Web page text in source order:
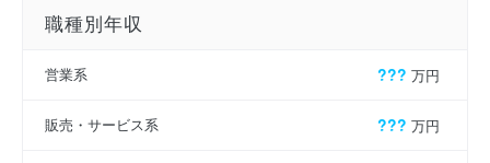
職種別年収
営業系 ??? 万円
販売・サービス系 ??? 万円